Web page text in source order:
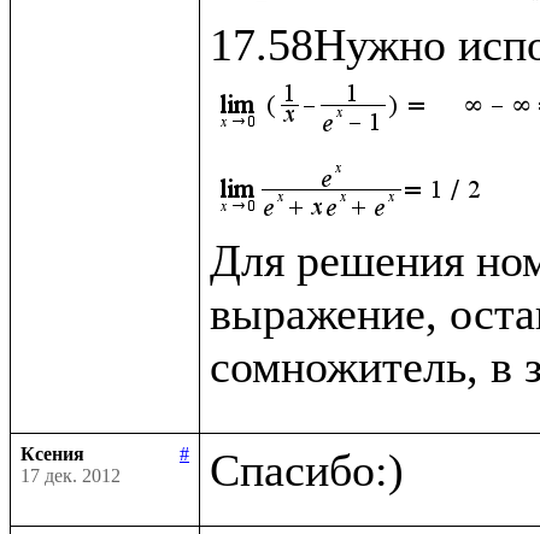
Для решения
выражение,
сомножитель, в
Ксения
#
17 дек. 2012